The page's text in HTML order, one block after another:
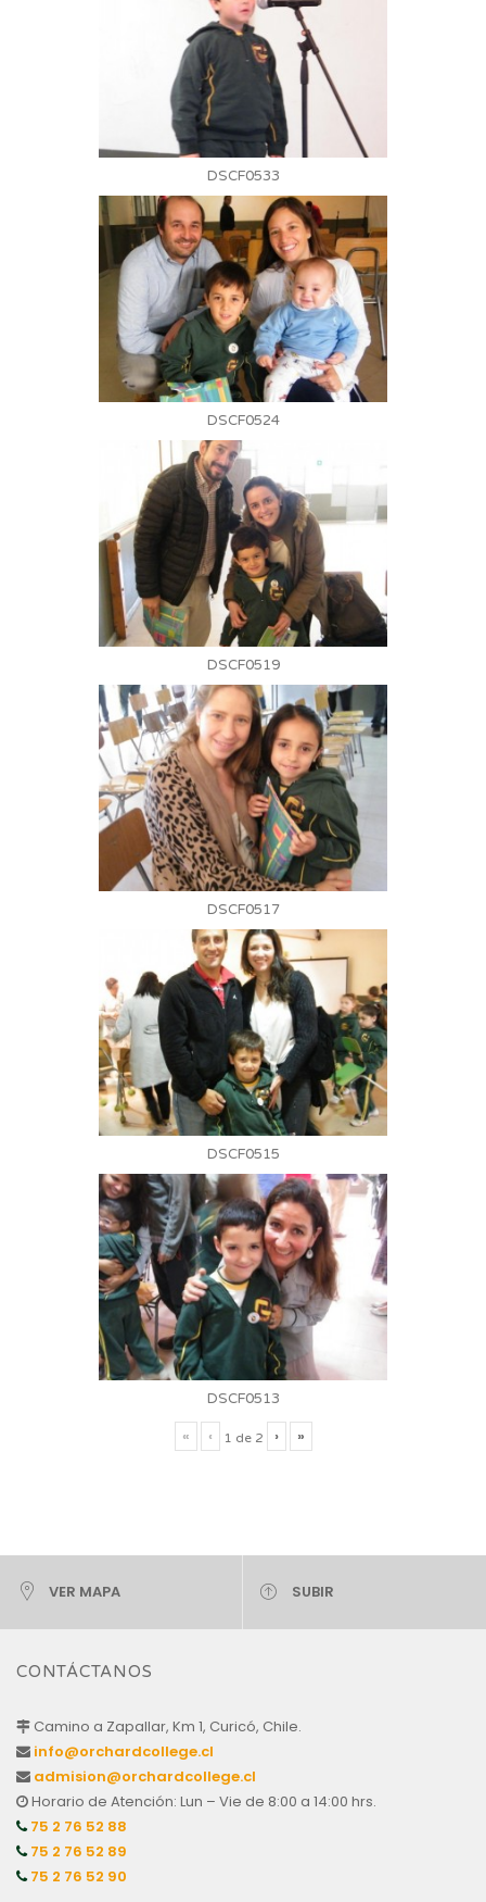
DSCF0533
DSCF0524
DSCF0519
DSCF0517
DSCF0515
DSCF0513
« ‹ 1 de 2 › »
VER MAPA SUBIR
CONTÁCTANOS
Camino a Zapallar, Km 1, Curicó, Chile.
info@orchardcollege.cl
admision@orchardcollege.cl
Horario de Atención: Lun – Vie de 8:00 a 14:00 hrs.
75 2 76 52 88
75 2 76 52 89
75 2 76 52 90